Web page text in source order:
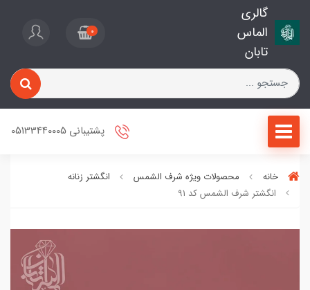
گالری
الماس
تابان
0
پشتیبانی 05133440005
خانه محصولات ویژه شرف الشمس
انگشتر زنانه
انگشتر شرف الشمس کد 91